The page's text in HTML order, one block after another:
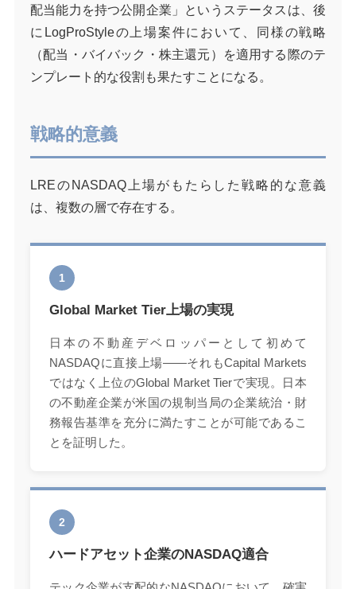
配当能力を持つ公開企業」というステータスは、後
にLogProStyleの上場案件において、同様の戦略
（配当・バイバック・株主還元）を適用する際のテ
ンプレート的な役割も果たすことになる。
戦略的意義
LREのNASDAQ上場がもたらした戦略的な意義
は、複数の層で存在する。
1
Global Market Tier上場の実現
日本の不動産デベロッパーとして初めて
NASDAQに直接上場——それもCapital Markets
ではなく上位のGlobal Market Tierで実現。日本
の不動産企業が米国の規制当局の企業統治・財
務報告基準を充分に満たすことが可能であるこ
とを証明した。
2
ハードアセット企業のNASDAQ適合